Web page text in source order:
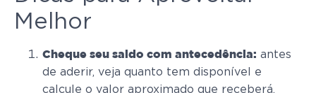
Melhor
Cheque seu saldo com antecedência: antes
de aderir, veja quanto tem disponível e
calcule o valor aproximado que receberá.